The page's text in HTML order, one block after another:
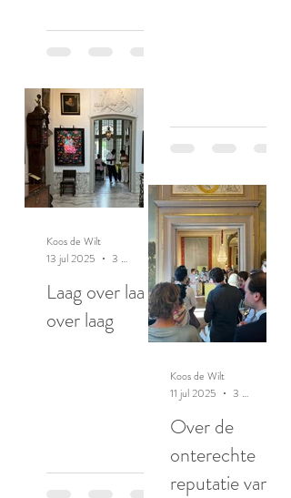
Laag over laag
over laag
Koos de Wilt
13 jul 2025
3 minuten om te lezen
Over de
onterechte
reputatie van
Koos de Wilt
11 jul 2025
3 minuten om te lezen